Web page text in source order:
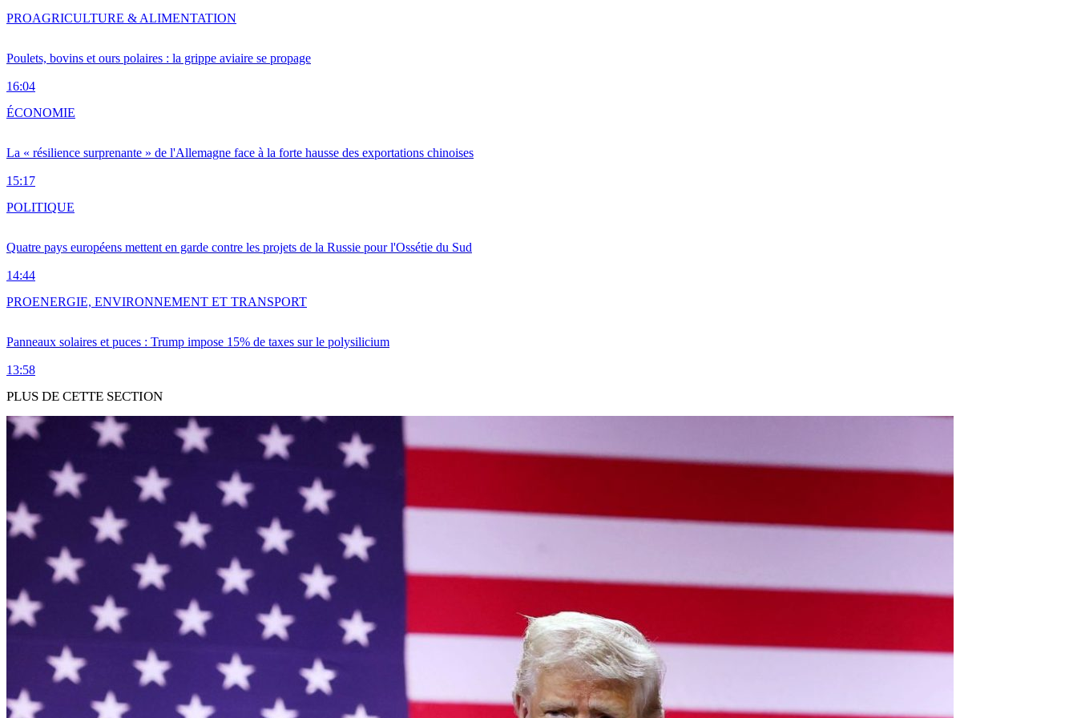
Poulets, bovins et ours polaires : la grippe aviaire se propage
16:04
PROAGRICULTURE & ALIMENTATION
La « résilience surprenante » de l'Allemagne face à la forte hausse des exportations chinoises
15:17
ÉCONOMIE
Quatre pays européens mettent en garde contre les projets de la Russie pour l'Ossétie du Sud
14:44
POLITIQUE
Panneaux solaires et puces : Trump impose 15% de taxes sur le polysilicium
13:58
PROENERGIE, ENVIRONNEMENT ET TRANSPORT
PLUS DE CETTE SECTION